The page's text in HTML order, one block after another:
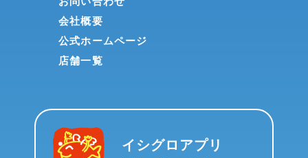
会社概要
公式ホームページ
店舗一覧
イシグロアプリ